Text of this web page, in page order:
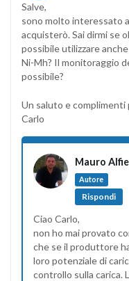
Salve,
sono molto interessato
acquisterò. Sai dirmi se
possibile utilizzare
Ni-Mh? Il monitoraggio
possibile?
Un saluto e complimenti
Carlo
Mauro
Autore
Rispondi
Ciao Carlo,
non ho mai provato
che se il produttore
loro potenziale di
controllo sulla carica.